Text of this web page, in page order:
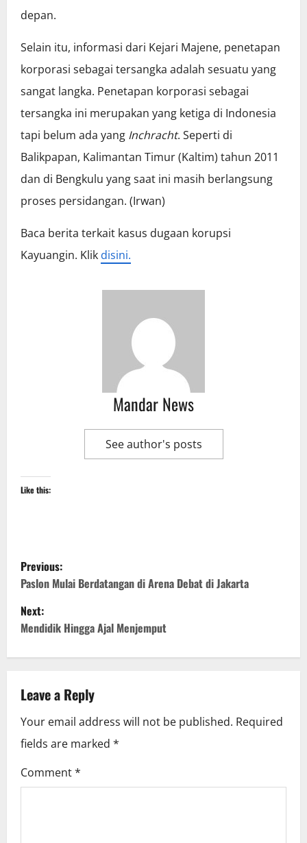
depan.
Selain itu, informasi dari Kejari Majene, penetapan
korporasi sebagai tersangka adalah sesuatu yang
sangat langka. Penetapan korporasi sebagai
tersangka ini merupakan yang ketiga di Indonesia
tapi belum ada yang Inchracht. Seperti di
Balikpapan, Kalimantan Timur (Kaltim) tahun 2011
dan di Bengkulu yang saat ini masih berlangsung
proses persidangan. (Irwan)
Baca berita terkait kasus dugaan korupsi
Kayuangin. Klik disini.
Mandar News
See author's posts
Like this:
P
o
s
a
v
i
g
Previous:
Paslon Mulai Berdatangan di Arena Debat di Jakarta
Next:
Mendidik Hingga Ajal Menjemput
Leave a Reply
Your email address will not be published. Required
fields are marked *
Comment*